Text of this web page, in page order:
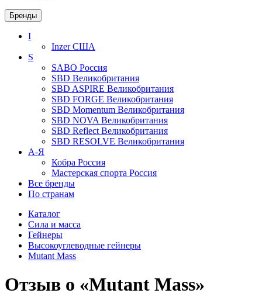
Бренды
I
InzerСША
S
SABO Россия
SBD Великобритания
SBD ASPIRE Великобритания
SBD FORGE Великобритания
SBD Momentum Великобритания
SBD NOVA Великобритания
SBD Reflect Великобритания
SBD RESOLVE Великобритания
А-Я
Кобра Россия
Мастерская спорта Россия
Все бренды
По странам
Каталог
Сила и масса
Гейнеры
Высокоуглеводные гейнеры
Mutant Mass
Отзыв о «Mutant Mass»